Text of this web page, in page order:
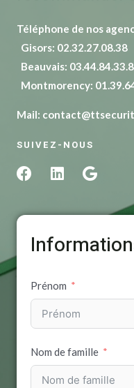
Téléphone de nos
Gisors: 02.32.27.08.38
Beauvais:
Montmorency:
Mail:
SUIVEZ-NOUS
F
e
b
o
k
L
k
d
n
G
g
e
Prénom
Nom de famille